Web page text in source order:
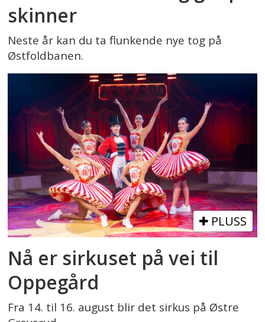
skinner
Neste år kan du ta flunkende nye tog på
Østfoldbanen.
PLUSS
Nå er sirkuset på vei til
Oppegård
Fra 14. til 16. august blir det sirkus på Østre